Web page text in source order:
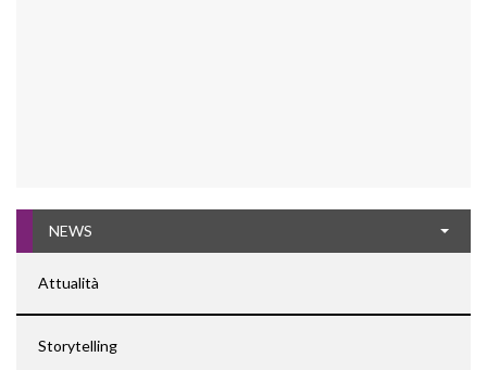
NEWS
Attualità
Storytelling